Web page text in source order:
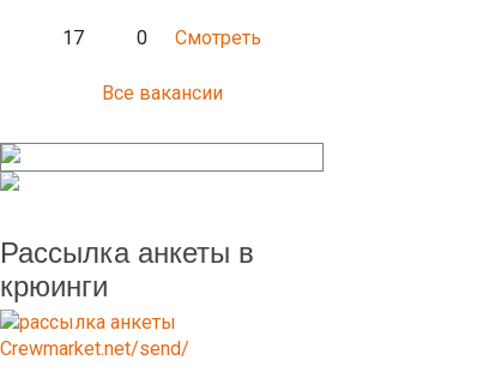
17 0 Смотреть
Все вакансии
Рассылка анкеты в
крюинги